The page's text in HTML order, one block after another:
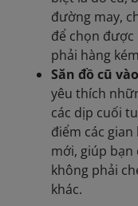
đường may,
để chọn
phải hàng
Săn đồ cũ
yêu thích
các dịp cuối
điểm các
mới, giúp
không phải
khác.